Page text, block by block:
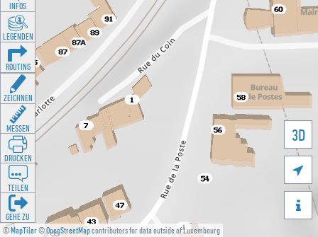
©MapTiler©OpenStreetMapcontributors for data outside of Luxembourg
3D


INFOS
LEGENDEN
ROUTING
ZEICHNEN
MESSEN
DRUCKEN
TEILEN
GEHE ZU